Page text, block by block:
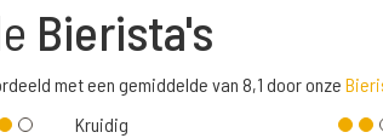
Bierista's
met een gemiddelde van 8,1 door onze
Kruidig